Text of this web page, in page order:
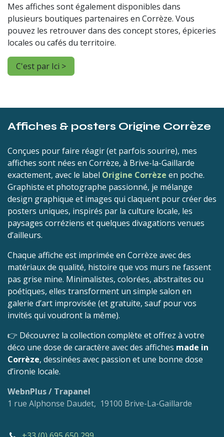
Mes affiches sont également disponibles dans
plusieurs boutiques partenaires en Corrèze. Vous
pouvez les retrouver dans des concept stores, épiceries
locales ou cafés du territoire.
C'est par Ici >
Affiches & posters Origine Corrèze
Conçues pour faire réagir (et parfois sourire), mes
affiches sont nées en Corrèze, à Brive-la-Gaillarde
exactement, avec le label Origine Corrèze en poche.
Graphiste et photographe passionné, je mélange
design graphique et images qui claquent pour créer des
posters uniques, inspirés par la culture locale, les
paysages corréziens et quelques divagations venues
d’ailleurs.
Chaque affiche est imprimée en Corrèze avec des
matériaux de qualité, histoire que vos murs ne fassent
pas grise mine. Minimalistes, colorées, abstraites ou
poétiques, elles transforment un simple salon en
galerie d’art improvisée (et gratuite, sauf pour vos
invités qui voudront la même).
👉 Découvrez la collection complète et offrez à votre
déco une dose de caractère avec des affiches made in
Corrèze, dessinées avec passion et une bonne dose
d’ironie locale.
WebnPlus / Trapanel
1 rue Alphonse Daudet, 19100 Brive-La-Gaillarde